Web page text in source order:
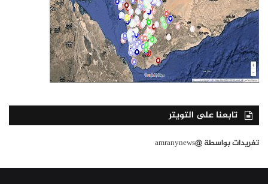
تابعنا على التويتر
تغريدات بواسطة @amranynews